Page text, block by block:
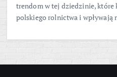
trendom w tej dziedzinie, które
polskiego rolnictwa i wpływają